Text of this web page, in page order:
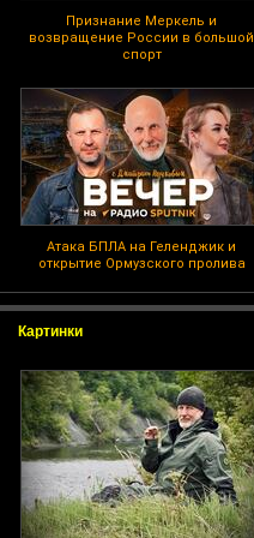
Признание Меркель и
возвращение России в большой
спорт
Атака БПЛА на Геленджик и
открытие Ормузского пролива
Картинки